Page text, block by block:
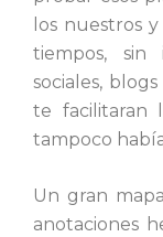
los nuestros
tiempos, sin
sociales,
te facilitaran
tampoco
Un gran
anotaciones